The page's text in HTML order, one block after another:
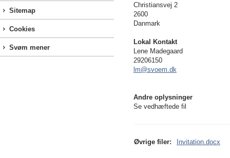
Sitemap
Cookies
Svøm mener
Christiansvej 2
2600
Danmark
Lokal Kontakt
Lene Madegaard
29206150
lm@svoem.dk
Andre oplysninger
Se vedhæftede fil
Øvrige filer: Invitation.docx